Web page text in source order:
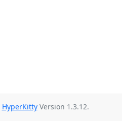
HyperKittyVersion 1.3.12.